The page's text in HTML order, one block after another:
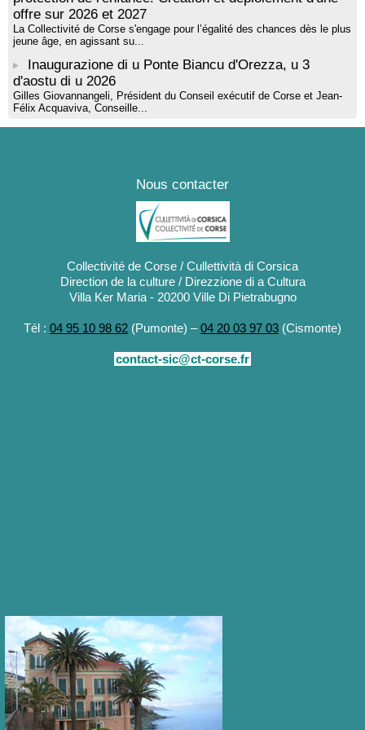
offre sur 2026 et 2027
La Collectivité de Corse s'engage pour l’égalité des chances dès le plus
jeune âge, en agissant su...
Inaugurazione di u Ponte Biancu d'Orezza, u 3
d'aostu di u 2026
Gilles Giovannangeli, Président du Conseil exécutif de Corse et Jean-
Félix Acquaviva, Conseille...
Nous contacter
Collectivité de Corse / Cullettività di Corsica
Direction de la culture / Direzzione di a Cultura
Villa Ker Maria - 20200 Ville Di Pietrabugno
Tél : 04 95 10 98 62 (Pumonte) –04 20 03 97 03 (Cismonte)
contact-sic@ct-corse.fr